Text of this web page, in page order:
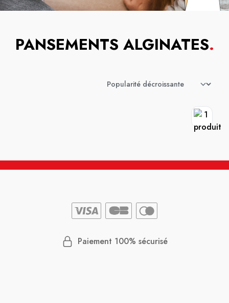
PANSEMENTS ALGINATES.
Paiement 100% sécurisé